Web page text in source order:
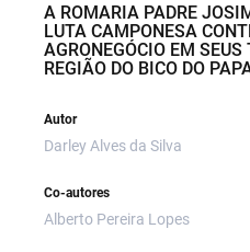
A ROMARIA PADRE
LUTA CAMPONESA
AGRONEGÓCIO EM
REGIÃO DO BICO DO
Autor
Darley Alves da Silva
Co-autores
Alberto Pereira Lopes